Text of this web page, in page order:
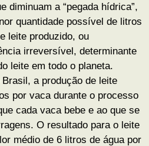
diminuam a “pegada hídrica”,
quantidade possível de litros
leite produzido, ou
irreversível, determinante
leite em todo o planeta.
a produção de leite
por vaca durante o processo
cada vaca bebe e ao que se
O resultado para o leite
médio de 6 litros de água por